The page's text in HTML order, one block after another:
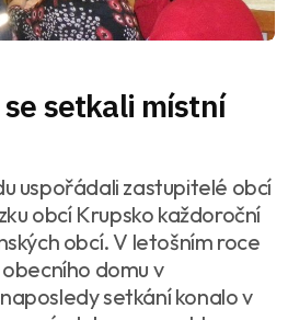
se setkali místní
uspořádali zastupitelé obcí
obcí Krupsko každoroční
obcí. V letošním roce
domu v
setkání konalo v